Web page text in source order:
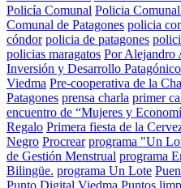
Policía Comunal Policia
Comunal de Patagones policia
cóndor policia de patagones
policias maragatos Por Alejandro
Inversión y Desarrollo
Viedma Pre-cooperativa de la
Patagones prensa charla primer
encuentro de “Mujeres y
Regalo Primera fiesta de la
Negro Procrear programa "Un
de Gestión Menstrual programa
Bilingüe. programa Un Lote
Punto Digital Viedma Puntos